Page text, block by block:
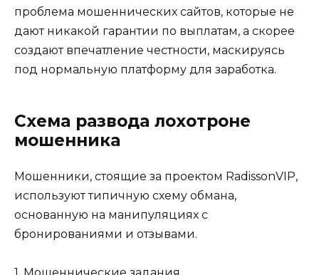
проблема мошеннических сайтов, которые не
дают никакой гарантии по выплатам, а скорее
создают впечатление честности, маскируясь
под нормальную платформу для заработка.
Схема развода лохотроне
мошенника
Мошенники, стоящие за проектом RadissonVIP,
используют типичную схему обмана,
основанную на манипуляциях с
бронированиями и отзывами.